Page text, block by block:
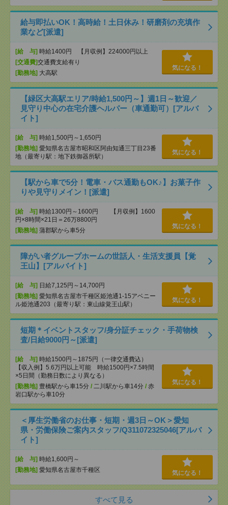
給与即払いOK！高時給！土日休み！研磨剤の充填作
業など[派遣]
[給 与] 時給1400円 【月収例】224000円以上
[交通費]交通費支給有り
[勤務地] 大高駅
気になる！
【緑区大高駅エリア/時給1,500円～】週1日～歓迎／
見守り中心の在宅介護ヘルパー（車通勤可）[アルバ
イト]
[給 与] 時給1,500円～1,650円
[勤務地] 愛知県名古屋市昭和区阿由知通三丁目23番
地（最寄り駅：地下鉄御器所駅）
気になる！
【駅から車で5分！電車・バス通勤もOK♪】お菓子作
りや見守りメイン！[派遣]
[給 与] 時給1300円～1600円 【月収例】1600
円×8時間×21日＝26万8800円
[勤務地] 蒲郡駅から車5分
気になる！
障がい者グループホームの世話人・生活支援員【覚
王山】[アルバイト]
[給 与] 日給7,125円～14,700円
[勤務地] 愛知県名古屋市千種区姫池通1-15アベニー
ル姫池通203（最寄り駅：東山線覚王山駅）
気になる！
短期＊イベントスタッフ/身分証チェック・手荷物検
査/日給9000円～[派遣]
[給 与] 時給1500円～1875円（一律交通費込）
【収入例】5.6万円以上可能 時給1500円×7.5時間
×5日間（勤務日数により異なる）
[勤務地] 豊橋駅から車15分 / 二川駅から車14分 / 赤
岩口駅から車10分
気になる！
＜厚生労働省のお仕事・短期・週3日～OK＞愛知
県・労働保険ご案内スタッフ/Q311072325046[アルバ
イト]
[給 与] 時給1,600円～
[勤務地] 愛知県名古屋市千種区 気になる！
すべて見る